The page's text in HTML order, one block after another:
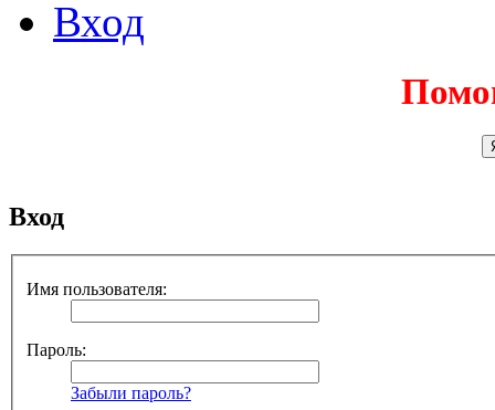
Вход
Вход
Имя пользователя:
Пароль:
Забыли пароль?